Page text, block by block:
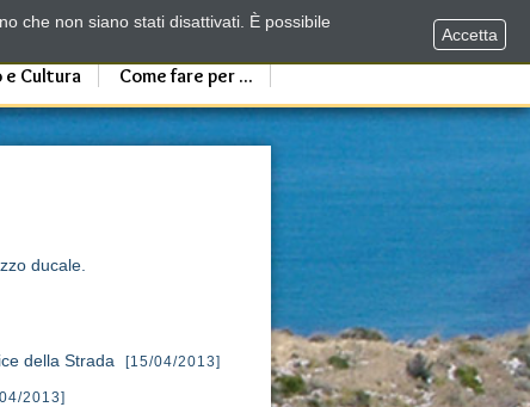
e Cultura Come fare per ...
palazzo ducale.
della Strada [15/04/2013]
2013]
che non siano stati disattivati. È possibile
Accetta